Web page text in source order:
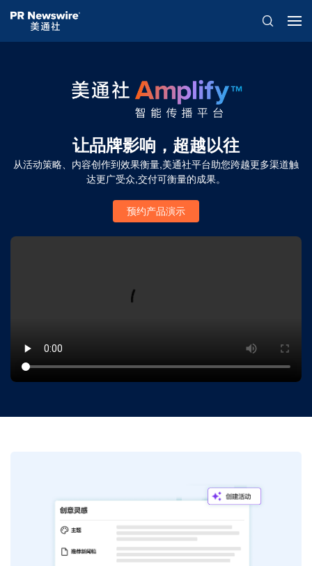
让品牌影响，超越以往
从活动策略、内容创作到效果衡量,美通社平台助您跨越更多渠道触
达更广受众,交付可衡量的成果。
预约产品演示